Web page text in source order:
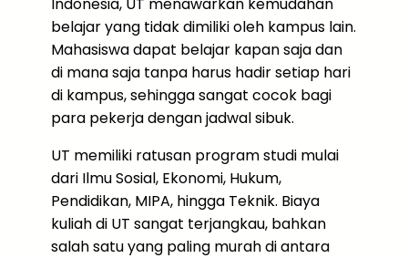
belajar yang tidak dimiliki oleh kampus lain.
Mahasiswa dapat belajar kapan saja dan
di mana saja tanpa harus hadir setiap hari
di kampus, sehingga sangat cocok bagi
para pekerja dengan jadwal sibuk.
UT memiliki ratusan program studi mulai
dari Ilmu Sosial, Ekonomi, Hukum,
Pendidikan, MIPA, hingga Teknik. Biaya
kuliah di UT sangat terjangkau, bahkan
salah satu yang paling murah di antara